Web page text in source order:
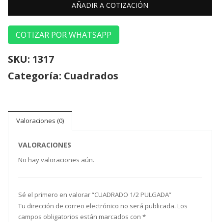
AÑADIR A COTIZACIÓN
COTIZAR POR WHATSAPP
SKU: 1317
Categoría: Cuadrados
Valoraciones (0)
VALORACIONES
No hay valoraciones aún.
Sé el primero en valorar “CUADRADO 1/2 PULGADA”
Tu dirección de correo electrónico no será publicada. Los
campos obligatorios están marcados con *